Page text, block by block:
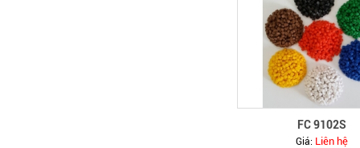
FC 9102S
Giá: Liên hệ